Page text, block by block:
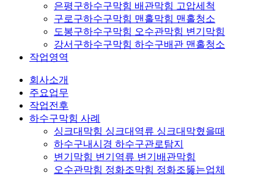
은평구하수구막힘 배관막힘 고압세척
구로구하수구막힘 맨홀막힘 맨홀청소
도봉구하수구막힘 오수관막힘 변기막힘
강서구하수구막힘 하수구배관 맨홀청소
작업영역
회사소개
주요업무
작업전후
하수구막힘 사례
싱크대막힘 싱크대역류 싱크대막혔을때
하수구내시경 하수구관로탐지
변기막힘 변기역류 변기배관막힘
오수관막힘 정화조막힘 정화조뚫는업체